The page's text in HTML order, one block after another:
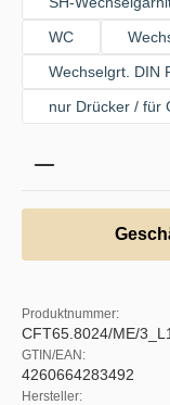
WC
Wechselgrt. DIN
nur Drücker / für
Produkt
Produktnummer:
CFT65.8024/ME/
GTIN/EAN:
4260664283492
Hersteller: